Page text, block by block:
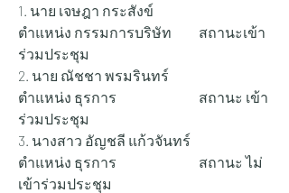
1. นาย เจษฎา กระสังข์
ตำแหน่ง กรรมการบริษัท 	สถานะเข้า
ร่วมประชุม
2. นาย ณัชชา พรมรินทร์
ตำแหน่ง ธุรการ 			สถานะ เข้า
ร่วมประชุม
3. นางสาว อัญชลี แก้วจันทร์
ตำแหน่ง ธุรการ 			สถานะ ไม่
เข้าร่วมประชุม